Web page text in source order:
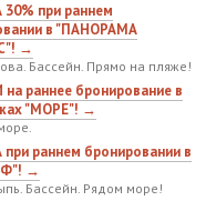
при раннем
в "ПАНОРАМА
→
Бассейн. Прямо на пляже!
раннее бронирование в
"МОРЕ"! →
раннем бронировании в
→
Бассейн. Рядом море!